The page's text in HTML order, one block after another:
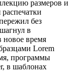
размеров и
без
в
новое время
Lorem
программы
в шаблонах